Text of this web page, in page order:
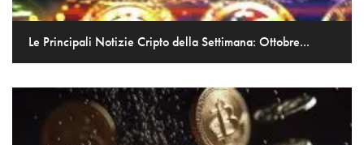
Le Principali Notizie Cripto della Settimana: Ottobre...